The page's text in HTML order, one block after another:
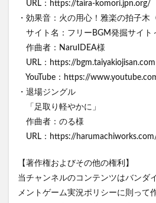
URL：https://taira-komori.jpn.org/
・効果音：火の用心！雅楽の拍子木
サイト名：フリーBGM発掘サイト
作曲者：NaruIDEA様
URL：https://bgm.taiyakiojisan.com
YouTube：https://
・退場ジングル
「足取り軽やかに」
作曲者：のる様
URL：https://
【著作権およびその他の権利】
当チャンネルのコンテンツはバンダ
メントゲーム実況ポリシーに則って